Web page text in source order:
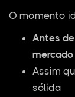
O momento
Antes
mercado
Assim
sólida